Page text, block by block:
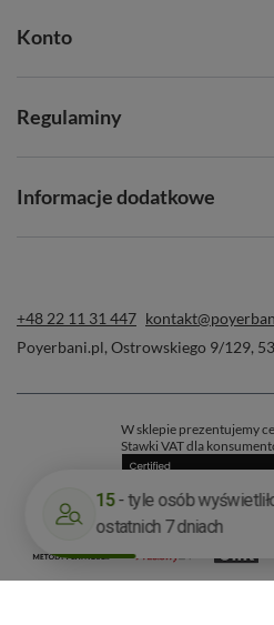
Konto
Regulaminy
Informacje dodatkowe
+48 22 11 31 447
Poyerbani.pl, Ostrowskiego 9/129,
W sklepie prezentujemy
Stawki VAT dla